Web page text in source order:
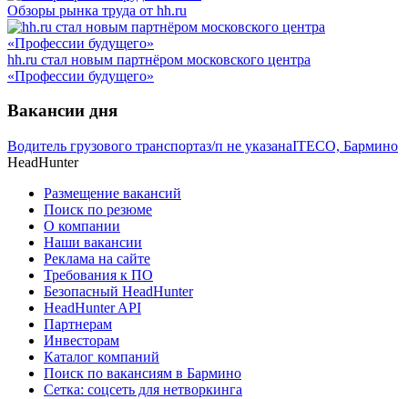
Обзоры рынка труда от hh.ru
hh.ru стал новым партнёром московского центра
«Профессии будущего»
Вакансии дня
Водитель грузового транспортаз/п не указанаITECO, Бармино
HeadHunter
Размещение вакансий
Поиск по резюме
О компании
Наши вакансии
Реклама на сайте
Требования к ПО
Безопасный HeadHunter
HeadHunter API
Партнерам
Инвесторам
Каталог компаний
Поиск по вакансиям в Бармино
Сетка: соцсеть для нетворкинга